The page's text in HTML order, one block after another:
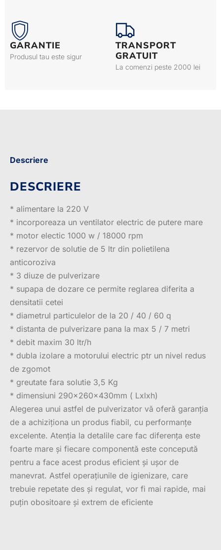
GARANTIE
Produsul tau este sigur
TRANSPORT
GRATUIT
La comenzi peste 2000 lei
Descriere
DESCRIERE
* alimentare la 220 V
* incorporeaza un ventilator electric de putere mare
* motor electic 1000 w / 18000 rpm
* rezervor de solutie de 5 ltr din polietilena
anticoroziva
* 3 diuze de pulverizare
* supapa de dozare ce permite reglarea diferita a
densitatii cetei
* diametrul particulelor de la 20 / 40 / 60 q
* distanta de pulverizare pana la max 5 / 7 metri
* debit maxim 30 ltr/h
* dubla izolare a motorului electric ptr un nivel redus
de zgomot
* greutate fara solutie 3,5 Kg
* dimensiuni 290x260x430mm ( Lxlxh)
Alegerea unui astfel de pulverizator vă oferă garanția
de a achiziționa un produs fiabil, cu performanțe
excelente. Atenția la detalile care fac diferența este
foarte mare și fiecare componentă este concepută
pentru a face acest produs eficient și ușor de
manevrat. Astfel operațiunile de igienizare, care
trebuie repetate des și regulat, vor fi mai rapide, mai
puțin obositoare și extrem de eficiente